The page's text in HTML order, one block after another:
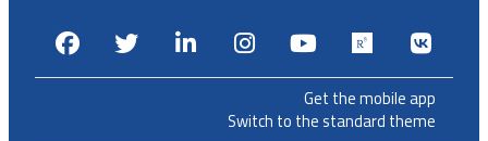
FacebookTwitterLinkedinInstagram
Youtube
Get the mobile app
Switch to the standard theme